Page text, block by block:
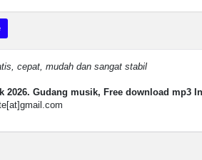
cepat, mudah dan sangat stabil
2026. Gudang musik, Free download mp3